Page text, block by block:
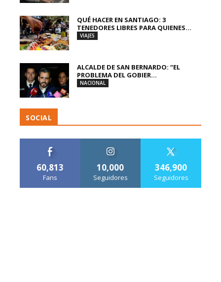
QUÉ HACER EN SANTIAGO: 3
TENEDORES LIBRES PARA QUIENES...
VIAJES
ALCALDE DE SAN BERNARDO: “EL
PROBLEMA DEL GOBIER...
NACIONAL
SOCIAL
60,813
Fans
10,000
Seguidores
346,900
Seguidores